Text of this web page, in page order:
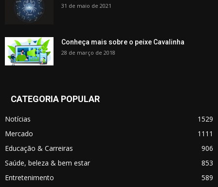
31 de maio de 2021
Conheça mais sobre o peixe Cavalinha
28 de março de 2018
CATEGORIA POPULAR
Notícias
1529
Mercado
1111
Educação & Carreiras
906
Saúde, beleza & bem estar
853
Entretenimento
589